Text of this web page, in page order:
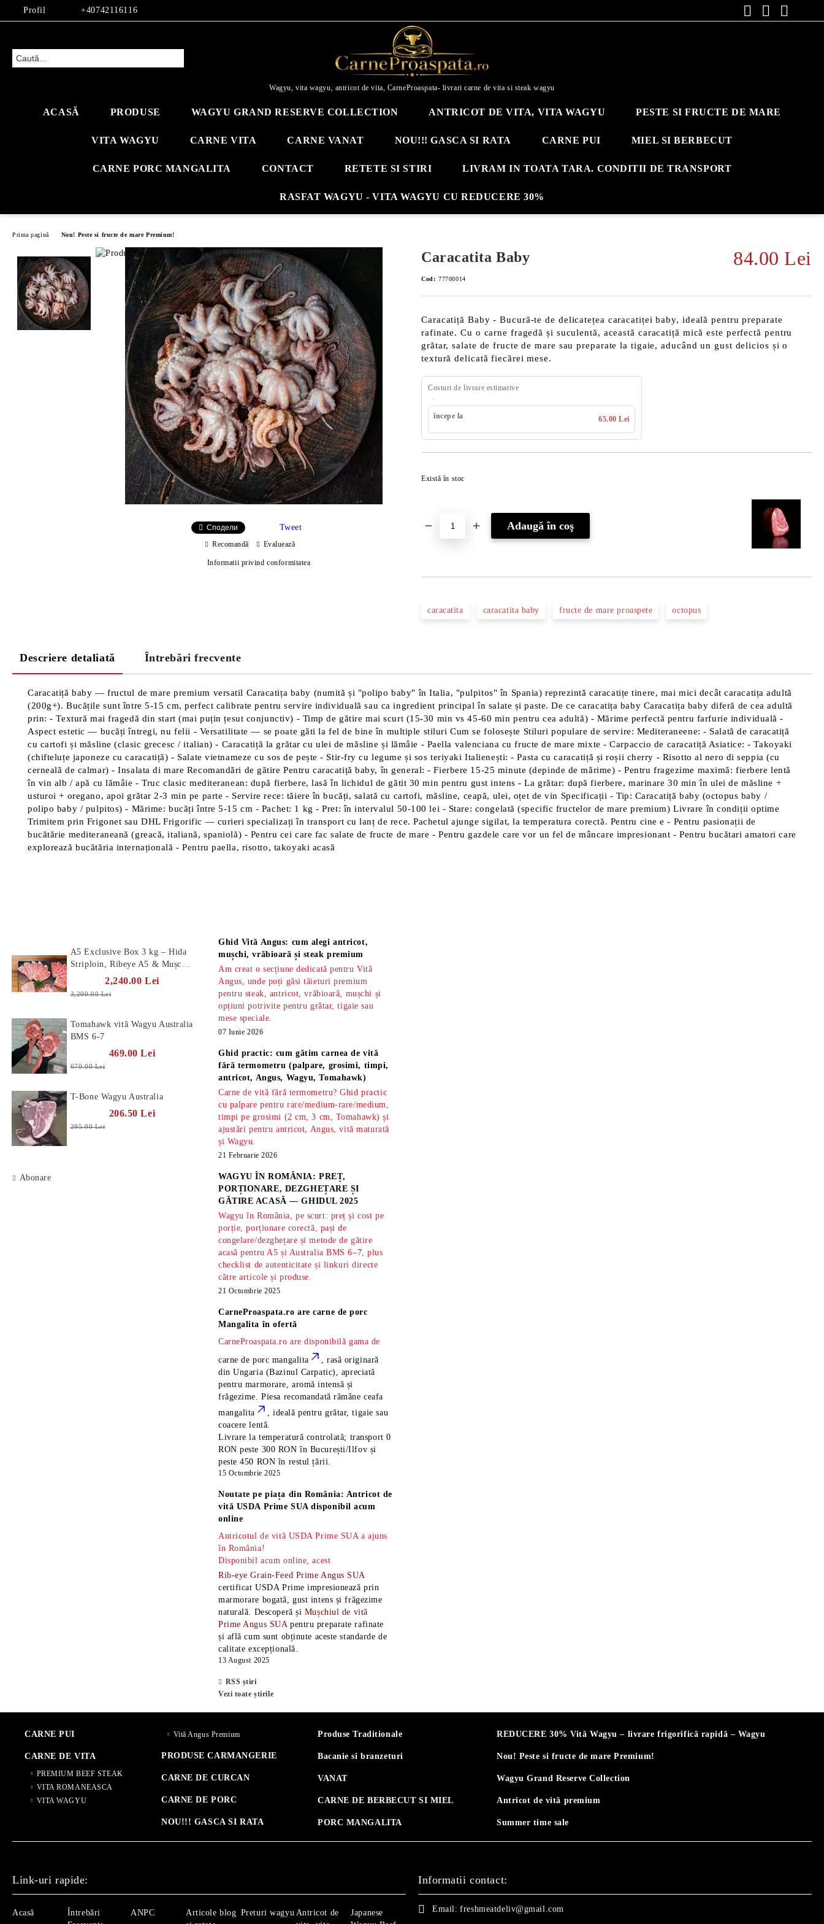
Profil +40742116116
Wagyu, vita wagyu, antricot de vita, CarneProaspata- livrari carne de vita si steak wagyu
ACASĂ PRODUSE WAGYU GRAND RESERVE COLLECTION ANTRICOT DE VITA, VITA WAGYU PESTE SI FRUCTE DE MARE
VITA WAGYU CARNE VITA CARNE VANAT NOU!!! GASCA SI RATA CARNE PUI MIEL SI BERBECUT
CARNE PORC MANGALITA CONTACT RETETE SI STIRI LIVRAM IN TOATA TARA. CONDITII DE TRANSPORT
RASFAT WAGYU - VITA WAGYU CU REDUCERE 30%
Prima pagină Nou! Peste si fructe de mare Premium!
Caracatita Baby 84.00 Lei
Cod: 77700014
Caracatiță Baby - Bucură-te de delicatețea caracatiței baby, ideală pentru preparate
rafinate. Cu o carne fragedă și suculentă, această caracatiță mică este perfectă pentru
grătar, salate de fructe de mare sau preparate la tigaie, aducând un gust delicios și o
textură delicată fiecărei mese.
Costuri de livrare estimative
începe la 65.00 Lei
Există în stoc
caracatita caracatita baby fructe de mare proaspete octopus
Сподели Tweet
Recomandă Evaluează
Informatii privind conformitatea
Descriere detaliată Întrebări frecvente
Caracatiță baby — fructul de mare premium versatil Caracatița baby (numită și "polipo baby" în Italia, "pulpitos" în Spania) reprezintă caracatițe tinere, mai mici decât caracatița adultă
(200g+). Bucățile sunt între 5-15 cm, perfect calibrate pentru servire individuală sau ca ingredient principal în salate și paste. De ce caracatița baby Caracatița baby diferă de cea adultă
prin: - Textură mai fragedă din start (mai puțin țesut conjunctiv) - Timp de gătire mai scurt (15-30 min vs 45-60 min pentru cea adultă) - Mărime perfectă pentru farfurie individuală -
Aspect estetic — bucăți întregi, nu felii - Versatilitate — se poate găti la fel de bine în multiple stiluri Cum se folosește Stiluri populare de servire: Mediteraneene: - Salată de caracatiță
cu cartofi și măsline (clasic grecesc / italian) - Caracatiță la grătar cu ulei de măsline și lămâie - Paella valenciana cu fructe de mare mixte - Carpaccio de caracatiță Asiatice: - Takoyaki
(chifteluțe japoneze cu caracatiță) - Salate vietnameze cu sos de pește - Stir-fry cu legume și sos teriyaki Italienești: - Pasta cu caracatiță și roșii cherry - Risotto al nero di seppia (cu
cerneală de calmar) - Insalata di mare Recomandări de gătire Pentru caracatiță baby, în general: - Fierbere 15-25 minute (depinde de mărime) - Pentru fragezime maximă: fierbere lentă
în vin alb / apă cu lămâie - Truc clasic mediteranean: după fierbere, lasă în lichidul de gătit 30 min pentru gust intens - La grătar: după fierbere, marinare 30 min în ulei de măsline +
usturoi + oregano, apoi grătar 2-3 min pe parte - Servire rece: tăiere în bucăți, salată cu cartofi, măsline, ceapă, ulei, oțet de vin Specificații - Tip: Caracatiță baby (octopus baby /
polipo baby / pulpitos) - Mărime: bucăți între 5-15 cm - Pachet: 1 kg - Pret: în intervalul 50-100 lei - Stare: congelată (specific fructelor de mare premium) Livrare în condiții optime
Trimitem prin Frigonet sau DHL Frigorific — curieri specializați în transport cu lanț de rece. Pachetul ajunge sigilat, la temperatura corectă. Pentru cine e - Pentru pasionații de
bucătărie mediteraneană (greacă, italiană, spaniolă) - Pentru cei care fac salate de fructe de mare - Pentru gazdele care vor un fel de mâncare impresionant - Pentru bucătari amatori care
explorează bucătăria internațională - Pentru paella, risotto, takoyaki acasă
A5 Exclusive Box 3 kg – Hida
Striploin, Ribeye A5 & Mușchi
2,240.00 Lei
3,200.00 Lei
Tomahawk vită Wagyu Australia
BMS 6-7
469.00 Lei
670.00 Lei
T-Bone Wagyu Australia
206.50 Lei
295.00 Lei
Abonare
Ghid Vită Angus: cum alegi antricot,
mușchi, vrăbioară și steak premium
Am creat o secțiune dedicată pentru Vită
Angus, unde poți găsi tăieturi premium
pentru steak, antricot, vrăbioară, mușchi și
opțiuni potrivite pentru grătar, tigaie sau
mese speciale.
07 Iunie 2026
Ghid practic: cum gătim carnea de vită
fără termometru (palpare, grosimi, timpi,
antricot, Angus, Wagyu, Tomahawk)
Carne de vită fără termometru? Ghid practic
cu palpare pentru rare/medium-rare/medium,
timpi pe grosimi (2 cm, 3 cm, Tomahawk) și
ajustări pentru antricot, Angus, vită maturată
și Wagyu.
21 Februarie 2026
WAGYU ÎN ROMÂNIA: PREȚ,
PORȚIONARE, DEZGHEȚARE ȘI
GĂTIRE ACASĂ — GHIDUL 2025
Wagyu în România, pe scurt: preț și cost pe
porție, porționare corectă, pași de
congelare/dezghețare și metode de gătire
acasă pentru A5 și Australia BMS 6–7, plus
checklist de autenticitate și linkuri directe
către articole și produse.
21 Octombrie 2025
CarneProaspata.ro arecarne de porc
Mangalita în ofertă
CarneProaspata.ro are disponibilă gama de
carne de porc mangalita
, rasă originară
din Ungaria (Bazinul Carpatic), apreciată
pentru marmorare, aromă intensă și
frăgezime. Piesa recomandată rămâneceafa
mangalita
, ideală pentru grătar, tigaie sau
coacere lentă.
Livrare la temperatură controlată; transport 0
RON peste 300 RON în București/Ilfov și
peste 450 RON în restul țării.
15 Octombrie 2025
Noutate pe piața din România: Antricot de
vită USDA Prime SUA disponibil acum
online
Antricotul de vită USDA Prime SUA a ajuns
în România!
Disponibil acum online, acest
Rib-eye Grain-Feed Prime Angus SUA
certificat USDA Prime impresionează prin
marmorare bogată, gust intens și frăgezime
naturală. Descoperă și Mușchiul de vită
Prime Angus SUA pentru preparate rafinate
și află cum sunt obținute aceste standarde de
calitate excepțională.
13 August 2025
RSS știri
Vezi toate știrile
CARNE PUI
CARNE DE VITA
PREMIUM BEEF STEAK
VITA ROMANEASCA
VITA WAGYU
Vită Angus Premium
PRODUSE CARMANGERIE
CARNE DE CURCAN
CARNE DE PORC
NOU!!! GASCA SI RATA
Produse Traditionale
Bacanie si branzeturi
VANAT
CARNE DE BERBECUT SI MIEL
PORC MANGALITA
REDUCERE 30% Vită Wagyu – livrare frigorifică rapidă – Wagyu
Nou! Peste si fructe de mare Premium!
Wagyu Grand Reserve Collection
Antricot de vită premium
Summer time sale
Link-uri rapide:
Acasă
Întrebări
ANPC
Articole blog Preturi wagyu Antricot de
Japanese
Informatii contact:
Email: freshmeatdeliv@gmail.com